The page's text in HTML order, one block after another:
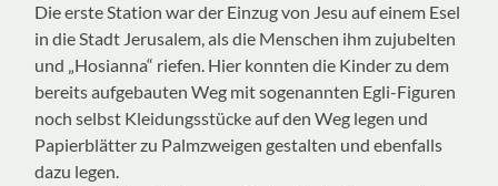
Die erste Station war der Einzug von Jesu auf einem Esel
in die Stadt Jerusalem, als die Menschen ihm zujubelten
und „Hosianna“ riefen. Hier konnten die Kinder zu dem
bereits aufgebauten Weg mit sogenannten Egli-Figuren
noch selbst Kleidungsstücke auf den Weg legen und
Papierblätter zu Palmzweigen gestalten und ebenfalls
dazu legen.